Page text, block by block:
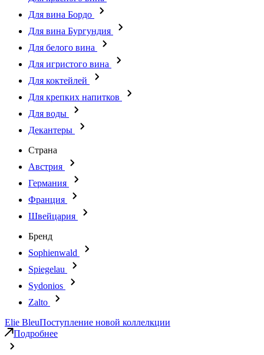
Для вина Бордо
Для вина Бургундия
Для белого вина
Для игристого вина
Для коктейлей
Для крепких напитков
Для воды
Декантеры
Страна
Австрия
Германия
Франция
Швейцария
Бренд
Sophienwald
Spiegelau
Sydonios
Zalto
Elie BleuПоступление новой коллелкции
Подробнее